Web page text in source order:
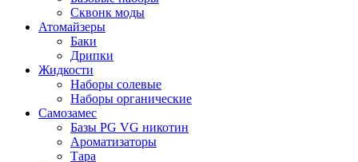
Сквонк моды
Атомайзеры
Баки
Дрипки
Жидкости
Наборы солевые
Наборы органические
Самозамес
Базы PG VG никотин
Ароматизаторы
Тара